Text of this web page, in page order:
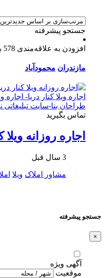
جستجو پیشرفته
افزودن به علاقه‌مندی 578 بازدید
مازندران محمودآباد
تماس بگیرید
اجاره روزانه ویلا
3 سال قبل
مشاور املاک ویلا
جستجو پیشرفته
×
آگهی ویژه
موقعیت